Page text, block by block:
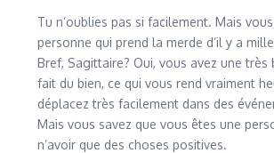
Tu n’oublies pas si facilement. Mais
personne qui prend la merde d’il y a
Bref, Sagittaire? Oui, vous avez une
fait du bien, ce qui vous rend vraiment
déplacez très facilement dans des
Mais vous savez que vous êtes une
n’avoir que des choses positives.